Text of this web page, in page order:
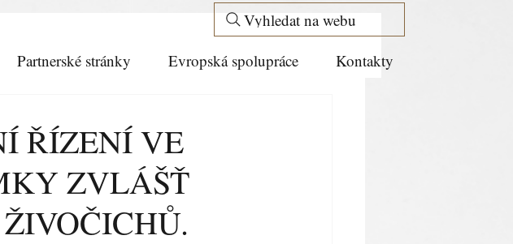
Partnerské stránky Evropská spolupráce Kontakty
Vyhledat na webu
ŘÍZENÍ VE
ZVLÁŠŤ